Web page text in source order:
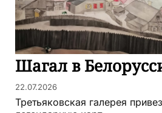
Шагал в
22.07.2026
Третьяковская галерея